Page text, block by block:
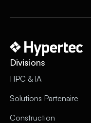
Divisions
HPC & IA
Solutions Partenaire
Construction